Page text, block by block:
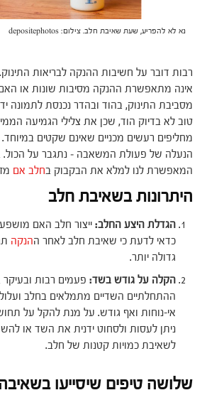
נא לא להפריע, שעת שאיבת חלב. צילום: depositephotos
רבות דובר על חשיבות ההנקה לבריאות
אינה מתאפשרת ההנקה מסיבות שונות או
מסביבת התינוק, בהוד ובהדר נכנסת לתמונה
טוב לא בדיוק הוד, שכן את צלילי הגמיעה
מחליפים רעשים מכניים שאינם שקטים
הנעלה של פעולת המשאבה – נתגבר על
המאפשרת לנו למלא את הבקבוק בחלב אם
היתרונות בשאיבת חלב
הגדלת היצע החלב: ייצור חלב האם
כדאי לדעת כי שאיבת חלב לאחר ההנקה
גדולה יותר.
הקלה על גודש בשד: פעמים רבות
ההתחלתיים השדיים מתמלאים בחלב
אי-נוחות ואף גודש. על מנת להקל על
ניתן לעסות ולסחוט ידנית את השד או
לשאיבת כמויות קטנות של חלב.
שלושה טיפים שיסייעו